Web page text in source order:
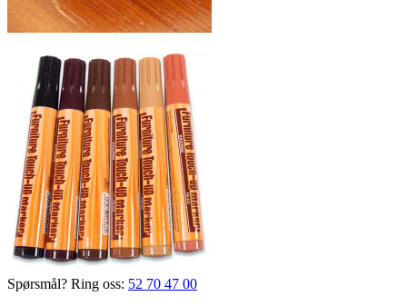
Spørsmål? Ring oss: 52 70 47 00